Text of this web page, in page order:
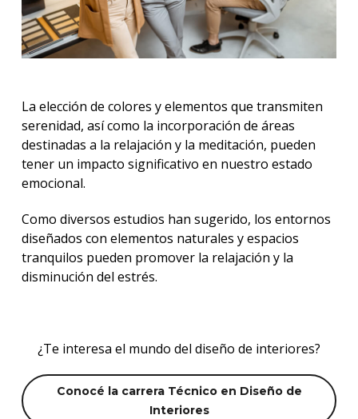
La elección de colores y elementos que transmiten
serenidad, así como la incorporación de áreas
destinadas a la relajación y la meditación, pueden
tener un impacto significativo en nuestro estado
emocional.
Como diversos estudios han sugerido, los entornos
diseñados con elementos naturales y espacios
tranquilos pueden promover la relajación y la
disminución del estrés.
¿Te interesa el mundo del diseño de interiores?
Conocé la carrera Técnico en Diseño de
Interiores